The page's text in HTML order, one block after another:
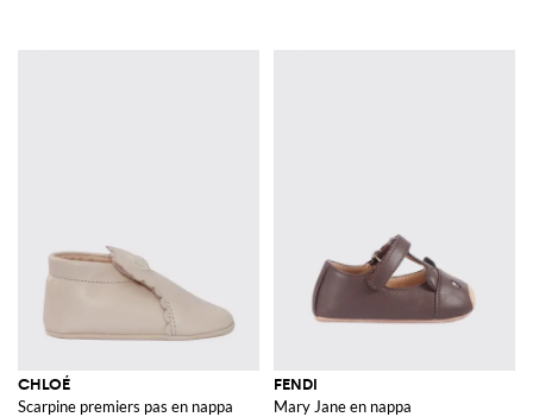
CHLOÉ
Scarpine premiers pas en nappa
FENDI
Mary Jane en nappa